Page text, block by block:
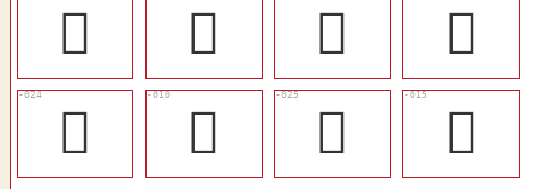
󵖑
󵖖 󵖘
󵖐
󵖙
󵖒 󵖚
󵖕